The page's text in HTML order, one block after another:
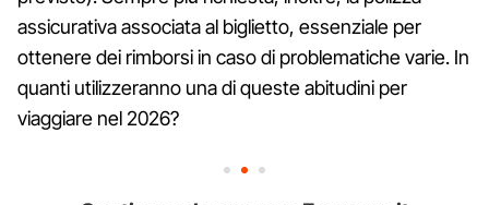
assicurativa associata al biglietto, essenziale per
ottenere dei rimborsi in caso di problematiche varie. In
quanti utilizzeranno una di queste abitudini per
viaggiare nel 2026?